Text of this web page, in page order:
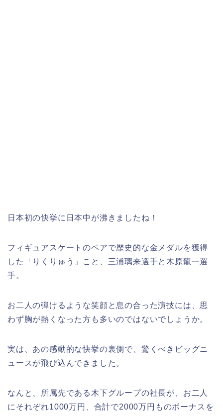
日本初の快挙に日本中が沸きましたね！
フィギュアスケートのペアで歴史的な金メダルを獲得
した「りくりゅう」こと、三浦璃来選手と木原龍一選
手。
お二人の弾けるような笑顔と息の合った演技には、思
わず胸が熱くなった方も多いのではないでしょうか。
実は、あの感動的な快挙の裏側で、驚くべきビッグニ
ュースが飛び込んできました。
なんと、所属先である木下グループの社長が、お二人
にそれぞれ1000万円、合計で2000万円ものボーナスを